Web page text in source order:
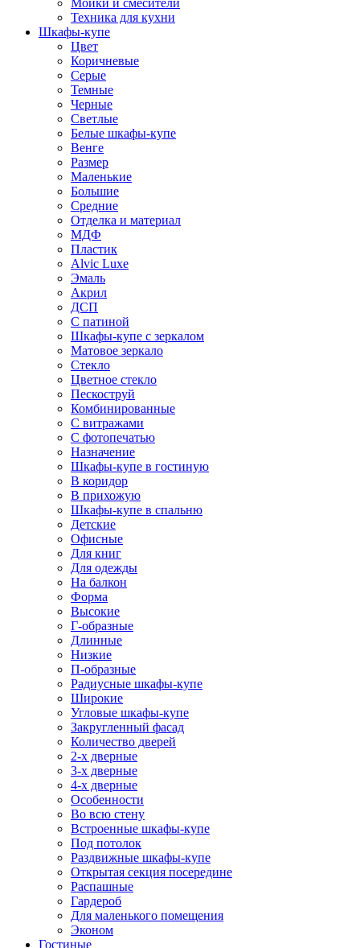
Мойки и смесители
Техника для кухни
Шкафы-купе
Цвет
Коричневые
Серые
Темные
Черные
Светлые
Белые шкафы-купе
Венге
Размер
Маленькие
Большие
Средние
Отделка и материал
МДФ
Пластик
Alvic Luxe
Эмаль
Акрил
ДСП
С патиной
Шкафы-купе с зеркалом
Матовое зеркало
Стекло
Цветное стекло
Пескоструй
Комбинированные
С витражами
С фотопечатью
Назначение
Шкафы-купе в гостиную
В коридор
В прихожую
Шкафы-купе в спальню
Детские
Офисные
Для книг
Для одежды
На балкон
Форма
Высокие
Г-образные
Длинные
Низкие
П-образные
Радиусные шкафы-купе
Широкие
Угловые шкафы-купе
Закругленный фасад
Количество дверей
2-х дверные
3-х дверные
4-х дверные
Особенности
Во всю стену
Встроенные шкафы-купе
Под потолок
Раздвижные шкафы-купе
Открытая секция посередине
Распашные
Гардероб
Для маленького помещения
Эконом
Гостиные